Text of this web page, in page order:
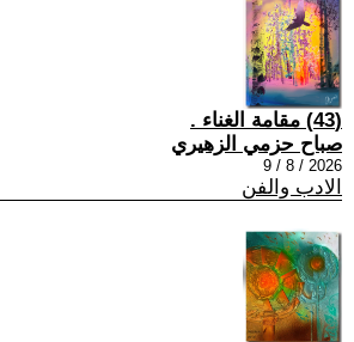
(43) مقامة الغناء .
صباح حزمي الزهيري
2026 / 8 / 9
الادب والفن